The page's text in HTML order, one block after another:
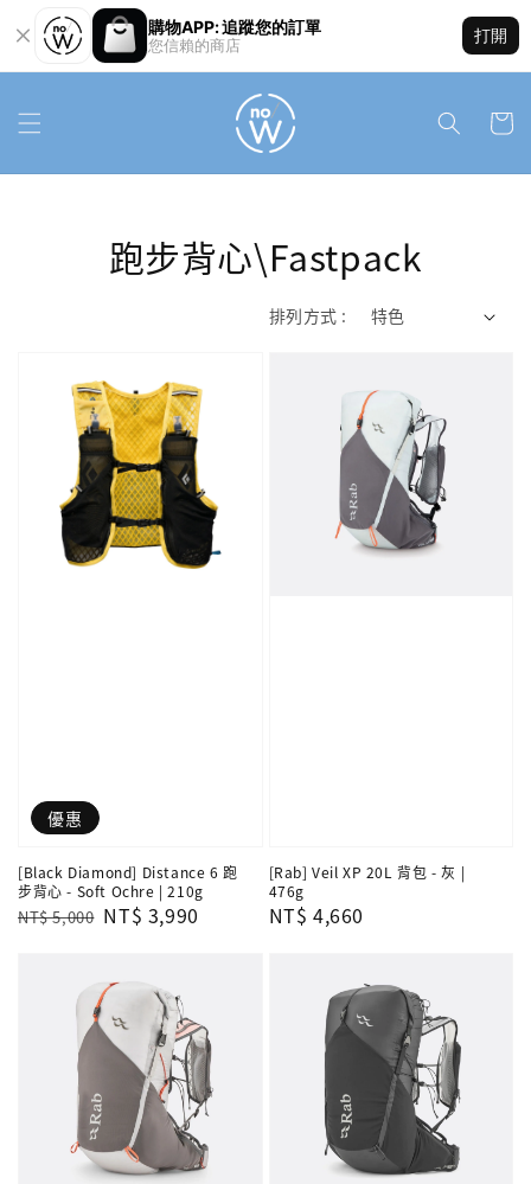
購物APP: 追蹤您的訂單
您信賴的商店
打開
跑步背心\Fastpack
排列方式 :
優惠
[Black Diamond] Distance 6 跑
步背心 - Soft Ochre | 210g
Regular
NT$ 5,000 Sale
NT$ 3,990
[Rab] Veil XP 20L 背包 - 灰 |
476g
Regular
NT$ 4,660